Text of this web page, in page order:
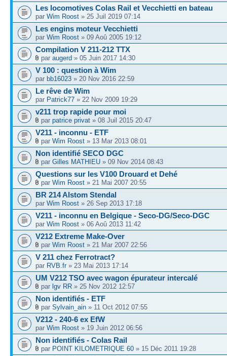
Les locomotives Colas Rail et Vecchietti en bateau
par Wim Roost » 25 Juil 2019 07:14
Les engins moteur Vecchietti
par Wim Roost » 09 Aoû 2005 19:12
Compilation V 211-212 TTX
par augerd » 05 Juin 2017 14:30
V 100 : question à Wim
par bb16023 » 20 Nov 2016 22:59
Le rêve de Wim
par Patrick77 » 22 Nov 2009 19:29
v211 trop rapide pour moi
par patrice privat » 08 Juil 2015 20:47
V211 - inconnu - ETF
par Wim Roost » 13 Mar 2013 08:01
Non identifié SECO DGC
par Gilles MATHIEU » 09 Nov 2014 08:43
Questions sur les V100 Drouard et Dehé
par Wim Roost » 21 Mai 2007 20:55
BR 214 Alstom Stendal
par Wim Roost » 26 Sep 2013 17:18
V211 - inconnu en Belgique - Seco-DG/Seco-DGC
par Wim Roost » 06 Aoû 2013 11:42
V212 Extreme Make-Over
par Wim Roost » 21 Mar 2007 22:56
V 211 chez Ferrotract?
par RVB.fr » 23 Mai 2013 17:14
UM V212 TSO avec wagon épurateur intercalé
par lgv RR » 25 Nov 2012 12:57
Non identifiés - ETF
par Sylvain_ain » 11 Oct 2012 07:55
V212 - 240-6 ex EfW
par Wim Roost » 19 Juin 2012 06:56
Non identifiés - Colas Rail
par POINT KILOMETRIQUE 60 » 15 Déc 2011 19:28